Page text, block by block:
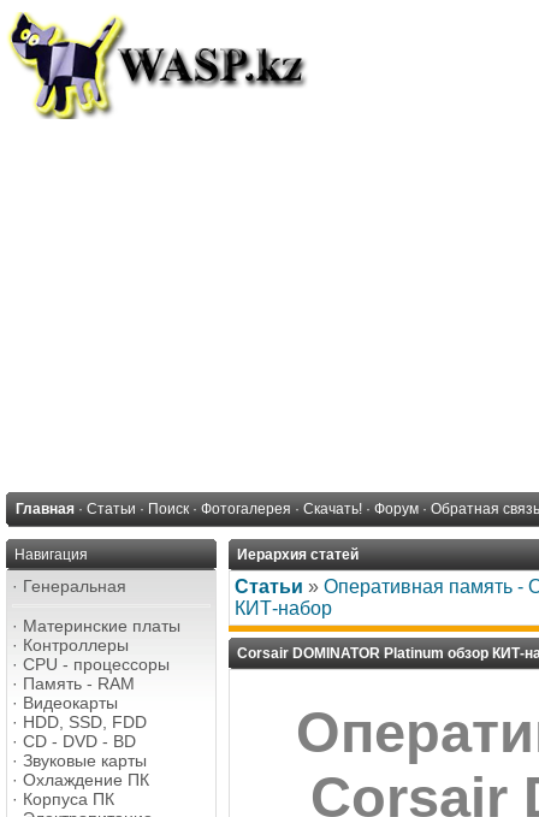
Главная · Статьи · Поиск · Фотогалерея · Скачать! · Форум · Обратная связь
Навигация
· Генеральная
· Материнские платы
· Контроллеры
· CPU - процессоры
· Память - RAM
· Видеокарты
· HDD, SSD, FDD
· CD - DVD - BD
· Звуковые карты
· Охлаждение ПК
· Корпуса ПК
Иерархия статей
Статьи » Оперативная память -
КИТ-набор
Corsair DOMINATOR Platinum обзор КИТ-
Corsair